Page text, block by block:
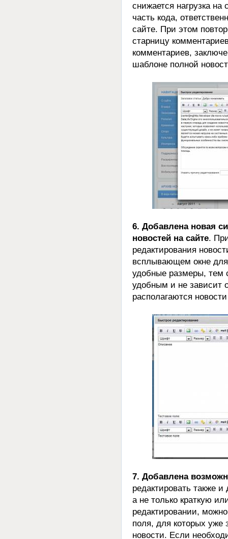
снижается нагрузка на
часть кода,
сайте. При этом
старницу
комментариев,
шаблоне полной
6. Добавлена новая
новостей на сайте.
редактирования
всплывающем окне
удобные размеры, тем
удобным и не зависит
располагаются
7. Добавлена
редактировать также
а не только краткую
редактировании,
поля, для которых
новости. Если